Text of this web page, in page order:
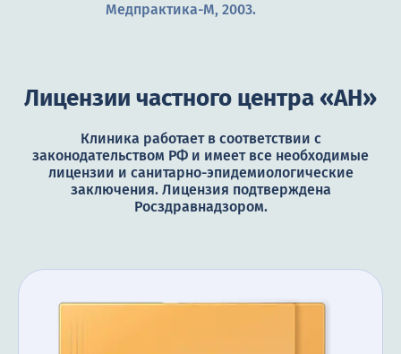
Медпрактика-М, 2003.
Лицензии частного центра «АН»
Клиника работает в соответствии с
законодательством РФ и имеет все необходимые
лицензии и санитарно-эпидемиологические
заключения. Лицензия подтверждена
Росздравнадзором.